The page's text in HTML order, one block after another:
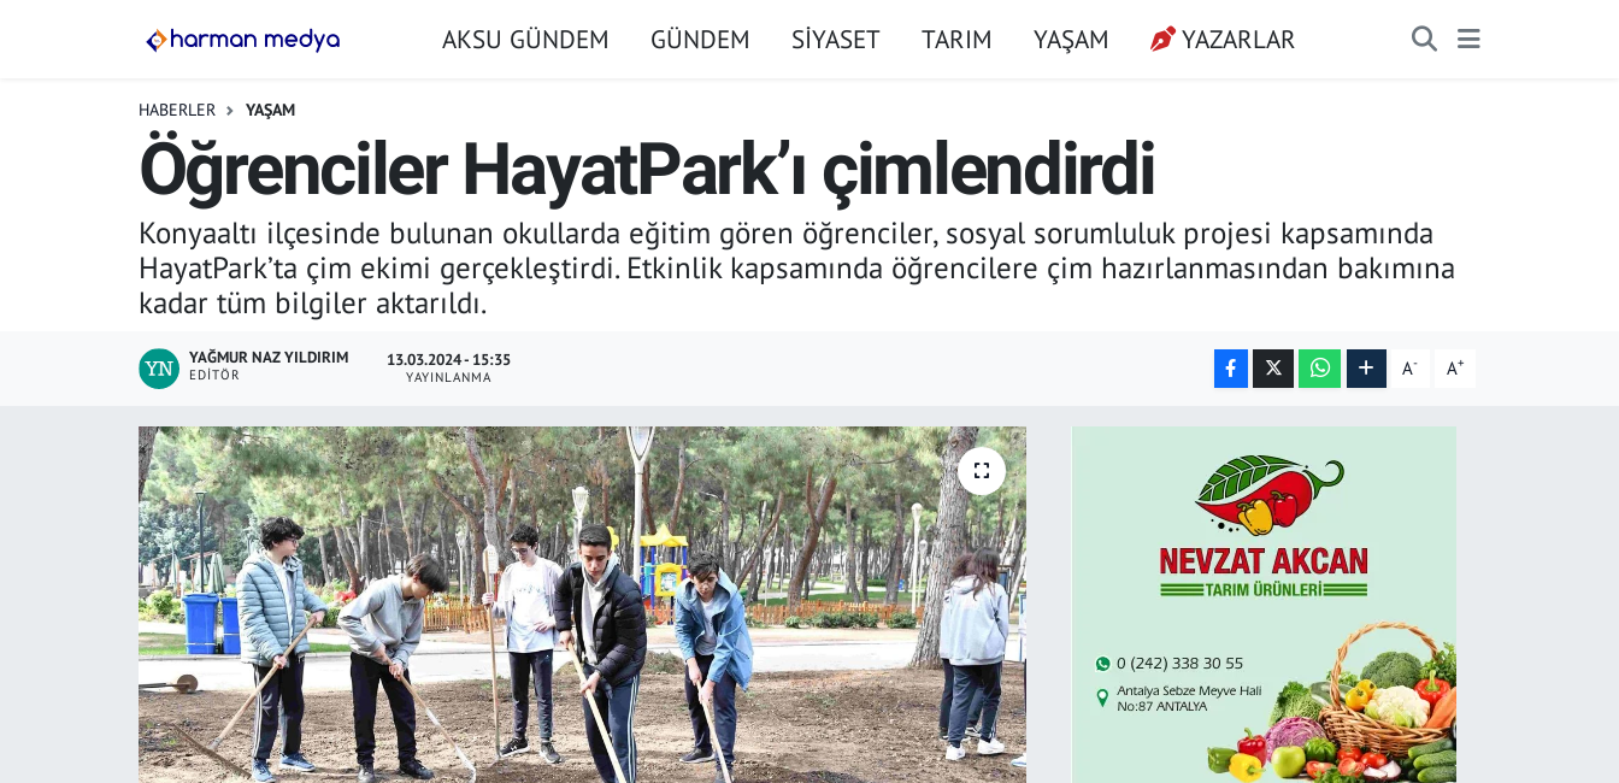
AKSU GÜNDEM GÜNDEM SİYASET TARIM YAŞAM YAZARLAR
HABERLER YAŞAM
Öğrenciler HayatPark’ı çimlendirdi
Konyaaltı ilçesinde bulunan okullarda eğitim gören öğrenciler, sosyal sorumluluk projesi kapsamında
HayatPark’ta çim ekimi gerçekleştirdi. Etkinlik kapsamında öğrencilere çim hazırlanmasından bakımına
kadar tüm bilgiler aktarıldı.
YAĞMUR NAZ YILDIRIM
EDITÖR
13.03.2024 - 15:35
YAYINLANMA A- A+
AKSU GÜNDEM
KÜLTÜR SANAT
İstanbul Hava Durumu
İstanbul Trafik Yoğunluk Haritası
Süper Lig Puan Durumu ve Fikstür
Haber Arşivi